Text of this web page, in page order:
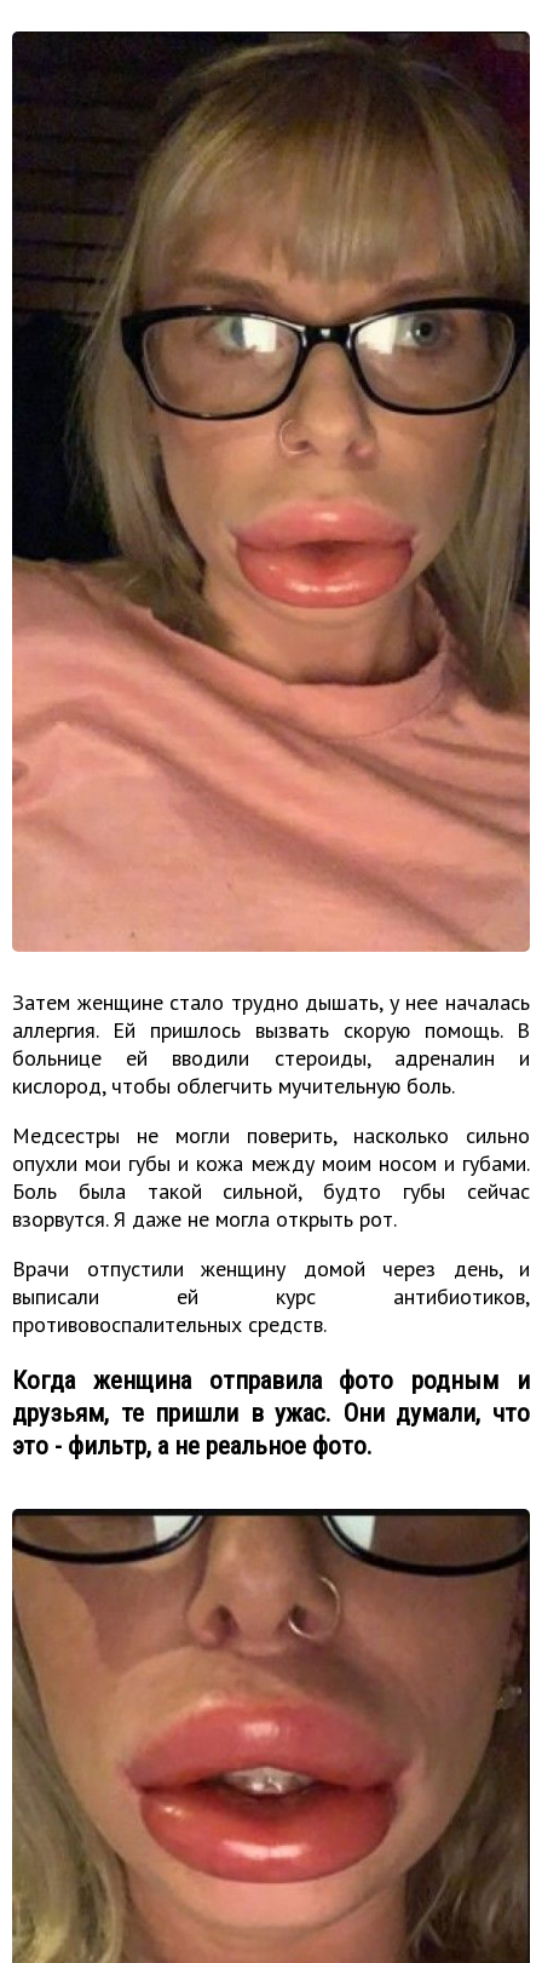
Затем женщине стало трудно дышать, у нее началась
аллергия. Ей пришлось вызвать скорую помощь. В
больнице ей вводили стероиды, адреналин и
кислород, чтобы облегчить мучительную боль.
Медсестры не могли поверить, насколько сильно
опухли мои губы и кожа между моим носом и губами.
Боль была такой сильной, будто губы сейчас
взорвутся. Я даже не могла открыть рот.
Врачи отпустили женщину домой через день, и
выписали ей курс антибиотиков,
противовоспалительных средств.
Когда женщина отправила фото родным и
друзьям, те пришли в ужас. Они думали, что
это - фильтр, а не реальное фото.